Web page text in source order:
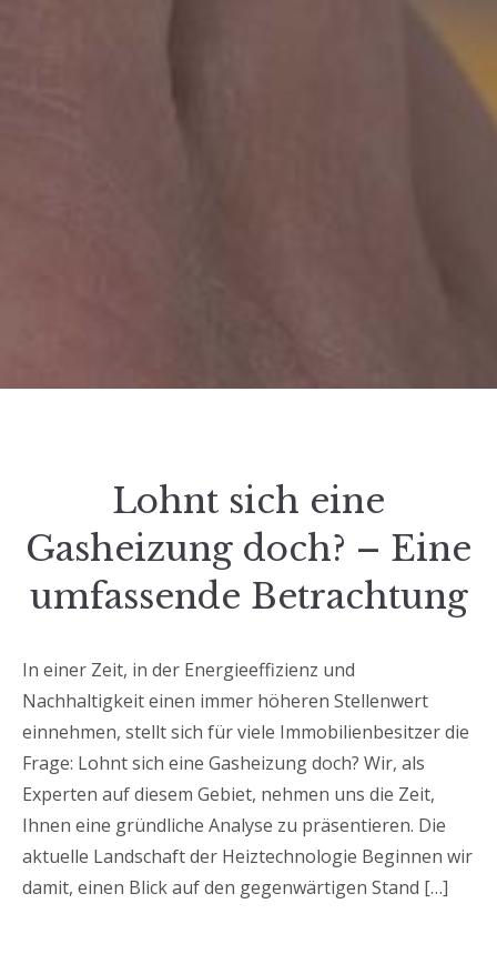
Lohnt sich eine
Gasheizung doch? – Eine
umfassende Betrachtung
In einer Zeit, in der Energieeffizienz und
Nachhaltigkeit einen immer höheren Stellenwert
einnehmen, stellt sich für viele Immobilienbesitzer die
Frage: Lohnt sich eine Gasheizung doch? Wir, als
Experten auf diesem Gebiet, nehmen uns die Zeit,
Ihnen eine gründliche Analyse zu präsentieren. Die
aktuelle Landschaft der Heiztechnologie Beginnen wir
damit, einen Blick auf den gegenwärtigen Stand […]